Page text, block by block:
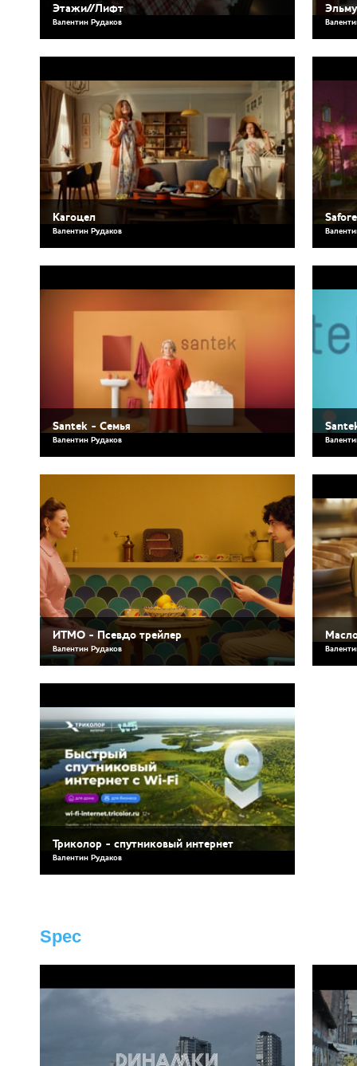
Этажи//Лифт
Валентин Рудаков
Кагоцел
Валентин Рудаков
Santek - Семья
Валентин Рудаков
ИТМО - Псевдо трейлер
Валентин Рудаков
Триколор - спутниковый интернет
Валентин Рудаков
Spec